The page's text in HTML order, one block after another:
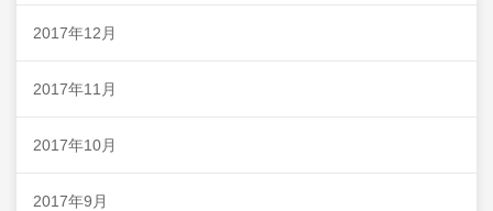
2017年12月
2017年11月
2017年10月
2017年9月